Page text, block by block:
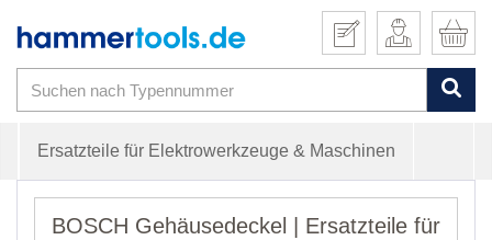
Ersatzteile für Elektrowerkzeuge & Maschinen
BOSCH Gehäusedeckel | Ersatzteile für